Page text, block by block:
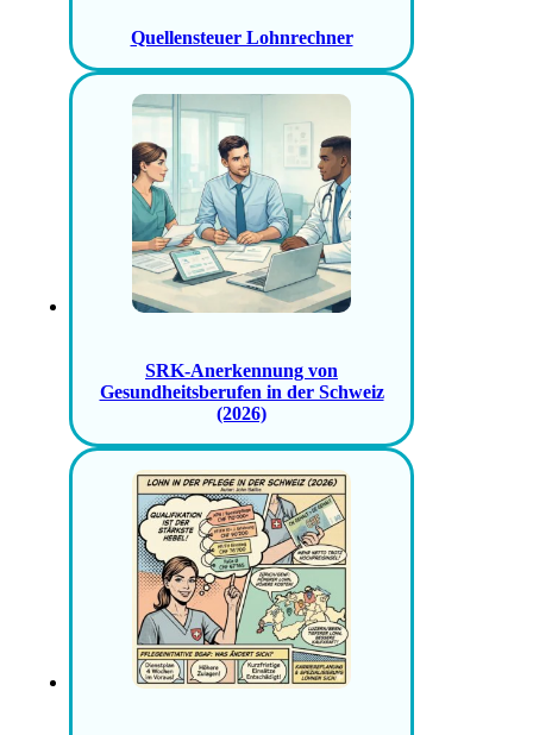
Quellensteuer Lohnrechner
SRK-Anerkennung von
Gesundheitsberufen in der Schweiz
(2026)